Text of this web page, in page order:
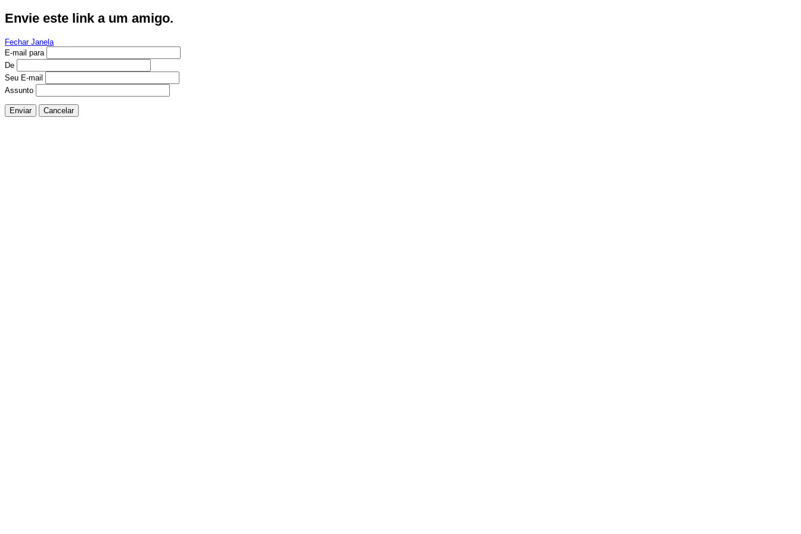
Envie este link a um amigo.
Fechar Janela
E-mail para
De
Seu E-mail
Assunto
Enviar Cancelar